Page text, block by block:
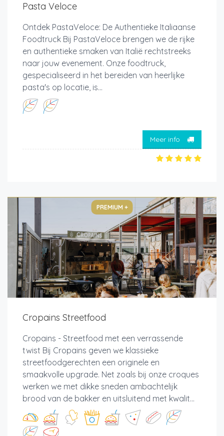
Pasta Veloce
Ontdek PastaVeloce: De Authentieke Italiaanse
Foodtruck Bij PastaVeloce brengen we de rijke
en authentieke smaken van Italië rechtstreeks
naar jouw evenement. Onze foodtruck,
gespecialiseerd in het bereiden van heerlijke
pasta's op locatie, is...
Meer info
PREMIUM +
Cropains Streetfood
Cropains - Streetfood met een verrassende
twist Bij Cropains geven we klassieke
streetfoodgerechten een originele en
smaakvolle upgrade. Net zoals bij onze croques
werken we met dikke sneden ambachtelijk
brood van de bakker en uitsluitend met kwalit...